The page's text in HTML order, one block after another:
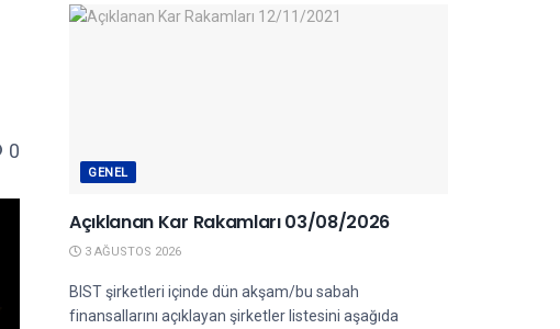
0
GENEL
Açıklanan Kar Rakamları 03/08/2026
3 AĞUSTOS 2026
BIST şirketleri içinde dün akşam/bu sabah
finansallarını açıklayan şirketler listesini aşağıda